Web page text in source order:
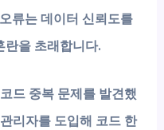
류는 데이터 신뢰도를
란을 초래합니다.
드 중복 문제를 발견했
리자를 도입해 코드 한